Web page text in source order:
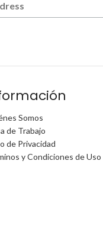
Somos
de Trabajo
de Privacidad
y Condiciones de Uso